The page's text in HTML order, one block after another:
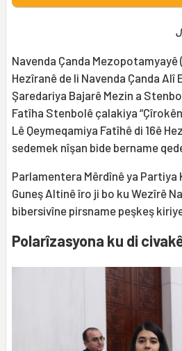
Navenda Çanda Mezopotamyayê (
Hezîranê de li Navenda Çanda Alî
Şaredariya Bajarê Mezin a
Fatîha Stenbolê çalakiya
Lê Qeymeqamiya Fatîhê di 16ê
sedemek nîşan bide bername
Parlamentera Mêrdînê ya Partiya
Guneş Altinê îro ji bo ku Wezîrê
bibersivîne pirsname peşkeş
Polarîzasyona ku di